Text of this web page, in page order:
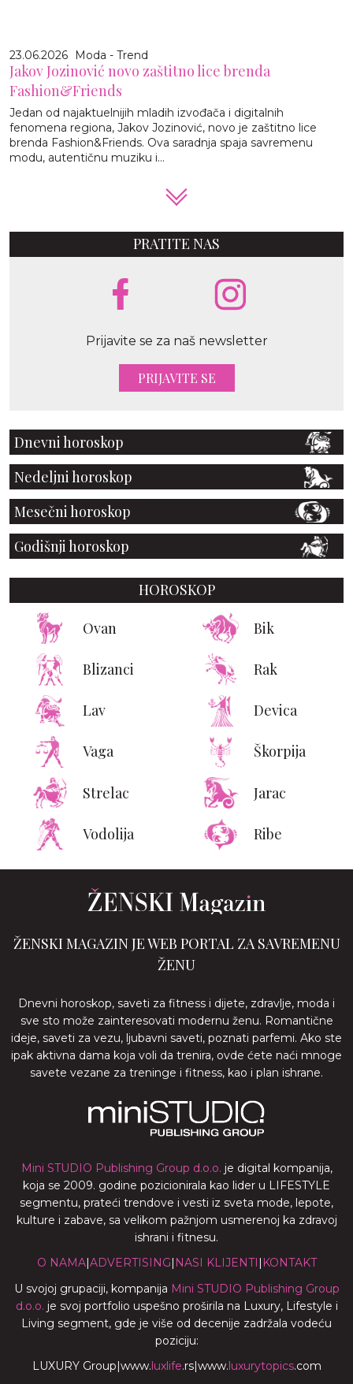
23.06.2026 Moda - Trend
Jakov Jozinović novo zaštitno lice brenda
Fashion&Friends
Jedan od najaktuelnijih mladih izvođača i digitalnih
fenomena regiona, Jakov Jozinović, novo je zaštitno lice
brenda Fashion&Friends. Ova saradnja spaja savremenu
modu, autentičnu muziku i...
PRATITE NAS
Prijavite se za naš newsletter
PRIJAVITE SE
Dnevni horoskop
Nedeljni horoskop
Mesečni horoskop
Godišnji horoskop
HOROSKOP
Ovan Bik
Blizanci Rak
Lav Devica
Vaga Škorpija
Strelac Jarac
Vodolija Ribe
ŽENSKI MAGAZIN JE WEB PORTAL ZA SAVREMENU
ŽENU
Dnevni horoskop, saveti za fitness i dijete, zdravlje, moda i
sve sto može zainteresovati modernu ženu. Romantične
ideje, saveti za vezu, ljubavni saveti, poznati parfemi. Ako ste
ipak aktivna dama koja voli da trenira, ovde ćete naći mnoge
savete vezane za treninge i fitness, kao i plan ishrane.
Mini STUDIO Publishing Group d.o.o. je digital kompanija,
koja se 2009. godine pozicionirala kao lider u LIFESTYLE
segmentu, prateći trendove i vesti iz sveta mode, lepote,
kulture i zabave, sa velikom pažnjom usmerenoj ka zdravoj
ishrani i fitnesu.
O NAMA|ADVERTISING| NASI KLIJENTI | KONTAKT
U svojoj grupaciji, kompanija Mini STUDIO Publishing Group
d.o.o. je svoj portfolio uspešno proširila na Luxury, Lifestyle i
Living segment, gde je više od decenije zadržala vodeću
poziciju:
LUXURY Group|www.luxlife.rs|www.luxurytopics.com